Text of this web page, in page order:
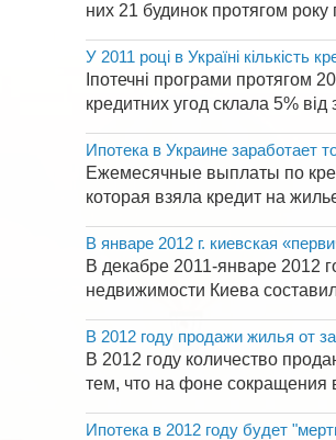
них 21 будинок протягом
У 2011 році в Україні кількість
Іпотечні програми протягом
кредитних угод склала 5%
Ипотека в Украине заработает
Ежемесячные выплаты по
которая взяла кредит на
В январе 2012 г. киевская
В декабре 2011-январе 2012
недвижимости Киева
В 2012 году продажи жилья от
В 2012 году количество
тем, что на фоне сокращения
Ипотека в 2012 году будет